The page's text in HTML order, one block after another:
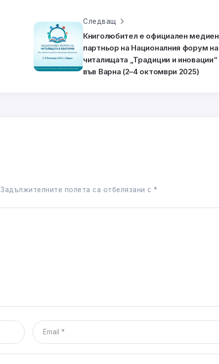
Следващ
Книголюбител е официален медиен
партньор на Националния форум на
читалищата „Традиции и иновации“
във Варна (2–4 октомври 2025)
Задължителните полета са отбелязани с *